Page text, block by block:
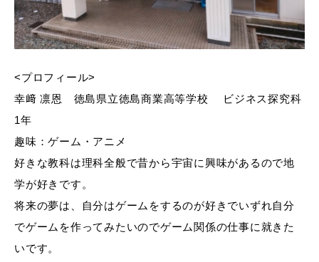
<プロフィール>
幸﨑 凛恩 徳島県立徳島商業高等学校 ビジネス探究科
1年
趣味：ゲーム・アニメ
好きな教科は理科全般で昔から宇宙に興味があるので地
学が好きです。
将来の夢は、自分はゲームをするのが好きでいずれ自分
でゲームを作ってみたいのでゲーム関係の仕事に就きた
いです。